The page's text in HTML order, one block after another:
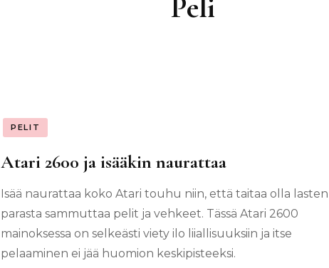
PELIT
Atari 2600 ja isääkin naurattaa
Isää naurattaa koko Atari touhu niin, että taitaa olla lasten
parasta sammuttaa pelit ja vehkeet. Tässä Atari 2600
mainoksessa on selkeästi viety ilo liiallisuuksiin ja itse
pelaaminen ei jää huomion keskipisteeksi.